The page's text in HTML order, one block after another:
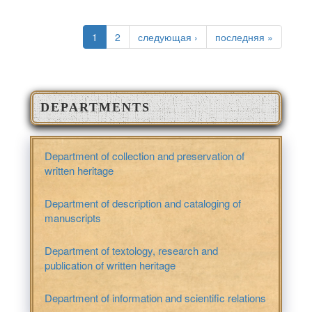
1 2 следующая › последняя »
DEPARTMENTS
Department of collection and preservation of
written heritage
Department of description and cataloging of
manuscripts
Department of textology, research and
publication of written heritage
Department of information and scientific relations